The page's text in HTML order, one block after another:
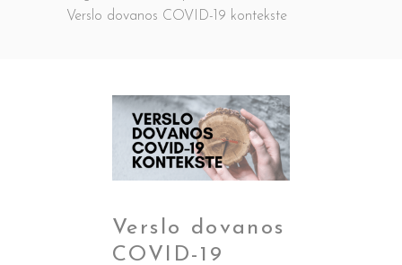
Verslo dovanos COVID-19 kontekste
Verslo dovanos
COVID-19